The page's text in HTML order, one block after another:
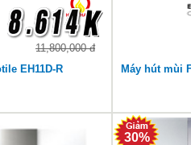
11,800,000 đ
EH11D-R
Máy hút mùi
30%